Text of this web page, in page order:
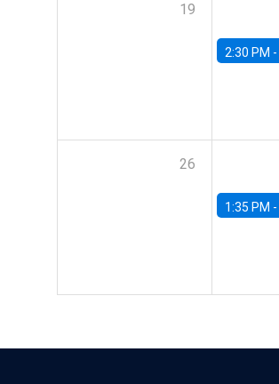
19
2:30 PM -
26
1:35 PM -